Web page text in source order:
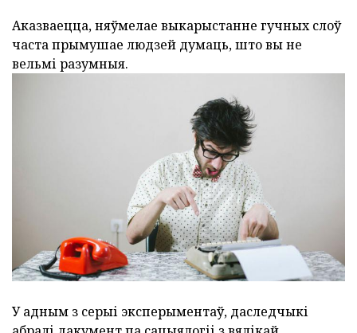
Аказваецца, няўмелае выкарыстанне гучных слоў
часта прымушае людзей думаць, што вы не
вельмі разумныя.
У адным з серыі эксперыментаў, даследчыкі